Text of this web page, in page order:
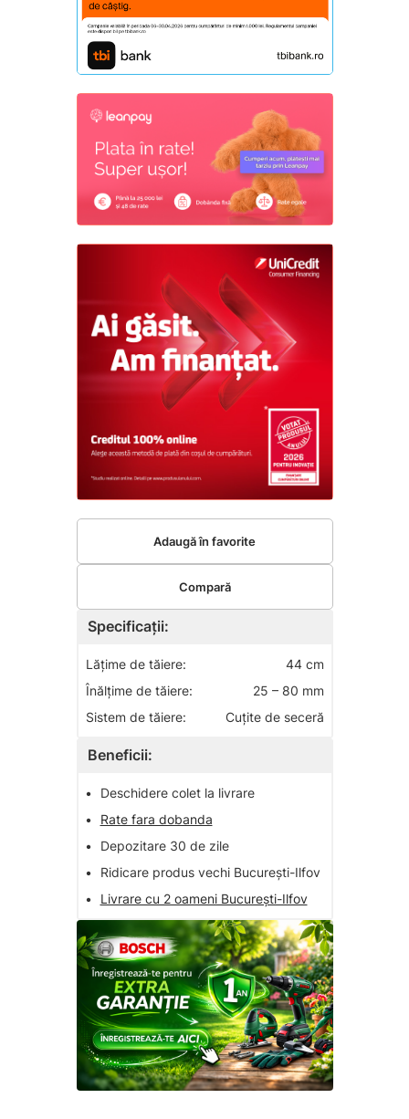
Specificații:
Lăţime de tăiere:
44 cm
Înălţime de tăiere:
25 – 80 mm
Sistem de tăiere:
Cuţite de seceră
Beneficii:
•
Deschidere colet la livrare
•
Rate fara dobanda
•
Depozitare 30 de zile
•
Ridicare produs vechi București-Ilfov
•
Livrare cu 2 oameni București-Ilfov
Adaugă în favorite
Compară